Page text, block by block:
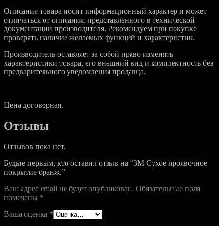
Описание товара носит информационный характер и может
отличаться от описания, представленного в технической
документации производителя. Рекомендуем при покупке
проверять наличие желаемых функций и характеристик.
Производитель оставляет за собой право изменять
характеристики товара, его внешний вид и комплектность без
предварительного уведомления продавца.
Цена договорная.
Отзывы
Отзывов пока нет.
Будьте первым, кто оставил отзыв на “3M Сухое проявочное
покрытие оранж.”
Ваш адрес email не будет опубликован. Обязательные поля
помечены *
Ваша оценка *